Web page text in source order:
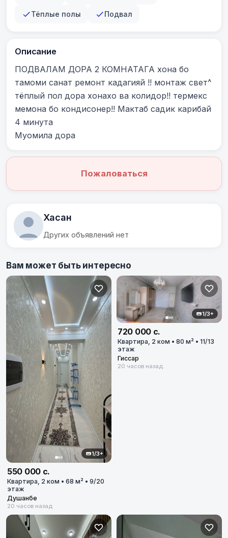
Тёплые полы Подвал
Описание
ПОДВАЛАМ ДОРА 2 КОМНАТАГА хона бо
тамоми санат ремонт кадагияй !! монтаж свет^
тёплый пол дора хонахо ва колидор!! термекс
мемона бо кондисонер!! Мактаб садик карибай
4 минута
Муомила дора
Пожаловаться
Хасан
Других объявлений нет
Вам может быть интересно
1/3+
550 000 с.
Квартира, 2 ком • 68 м² • 9/20
этаж
Душанбе
20 часов назад
1/3+
720 000 с.
Квартира, 2 ком • 80 м² • 11/13
этаж
Гиссар
20 часов назад